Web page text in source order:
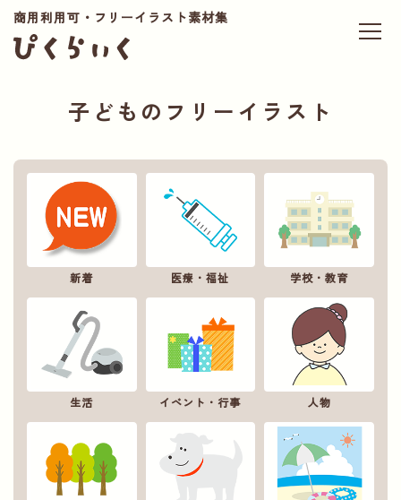
商用利用可・フリーイラスト素材集
子どものフリーイラスト
新着 医療・福祉 学校・教育
生活 イベント・行事 人物